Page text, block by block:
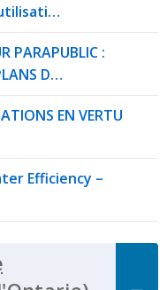
PARAPUBLIC :
D…
EN VERTU
Efficiency –